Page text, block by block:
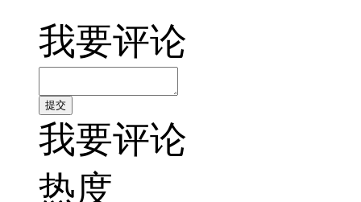
我要评论
我要评论
热度